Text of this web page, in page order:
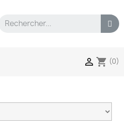
 shopping_cart (0)